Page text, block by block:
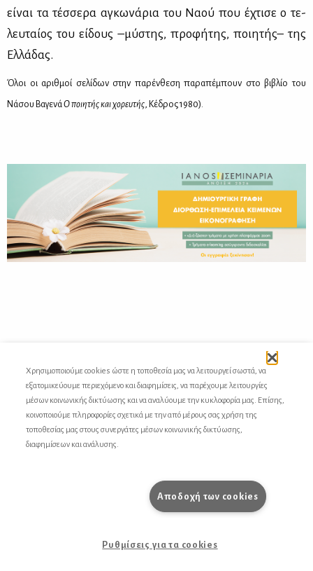
εί­ναι τα τέσ­σε­ρα αγκω­νά­ρια του Να­ού που έχτι­σε ο τε­
λευ­ταί­ος του εί­δους –μύ­στης, προ­φή­της, ποι­η­τής– της
Ελ­λά­δας.
Όλοι οι αριθμοί σελίδων στην παρένθεση παραπέμπουν στο βιβλίο του
Νάσου ΒαγενάΟ ποιητής και χορευτής, Κέδρος 1980).
Ευριπίδης Γαραντούδης, Δήμητρα Ραζάκη,Ο βαθμός
ελευθέρωσης του στίχου στον «Πρόλογο στη ζωή»
Λένια Ζαφειροπούλου,Στ’ Όσιου Λουκά το μοναστήρι
επιστροφή στο αφιέρωμα
Χρησιμοποιούμε cookies ώστε η τοποθεσία μας να λειτουργεί σωστά, να
εξατομικεύουμε περιεχόμενο και διαφημίσεις, να παρέχουμε λειτουργίες
μέσων κοινωνικής δικτύωσης και να αναλύουμε την κυκλοφορία μας. Επίσης,
κοινοποιούμε πληροφορίες σχετικά με την από μέρους σας χρήση της
τοποθεσίας μας στους συνεργάτες μέσων κοινωνικής δικτύωσης,
διαφημίσεων και ανάλυσης.
Αποδοχή των cookies
Ρυθμίσεις για τα cookies